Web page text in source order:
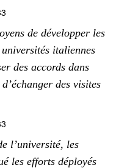
de développer les
italiennes
des accords dans
des visites
l’université, les
les efforts déployés